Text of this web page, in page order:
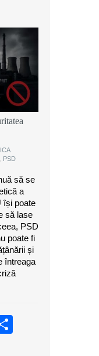
PSD
să se
a
își poate
să lase
PSD
poate fi
și
întreaga